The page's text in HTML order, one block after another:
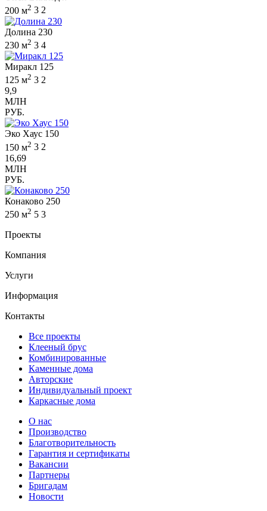
200 м2 3 2
Долина 230
230 м2 3 4
Миракл 125
125 м2 3 2
9,9
МЛН
РУБ.
Эко Хаус 150
150 м2 3 2
16,69
МЛН
РУБ.
Конаково 250
250 м2 5 3
Проекты
Компания
Услуги
Информация
Контакты
Все проекты
Клееный брус
Комбинированные
Каменные дома
Авторские
Индивидуальный проект
Каркасные дома
О нас
Производство
Благотворительность
Гарантия и сертификаты
Вакансии
Партнеры
Бригадам
Новости